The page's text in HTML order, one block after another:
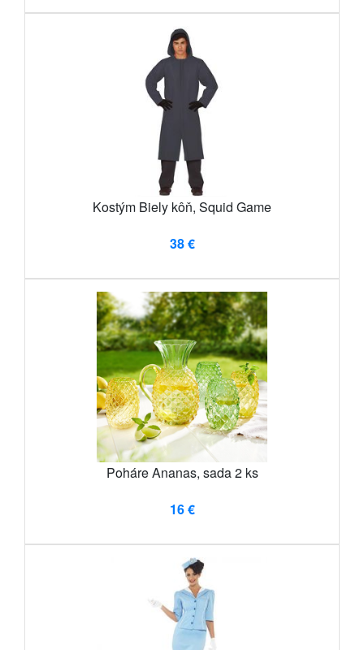
Kostým Biely kôň, Squid Game
38 €
Poháre Ananas, sada 2 ks
16 €